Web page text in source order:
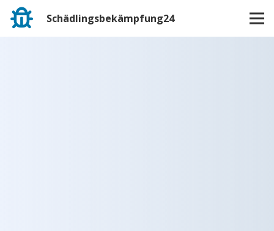
Schädlingsbekämpfung24